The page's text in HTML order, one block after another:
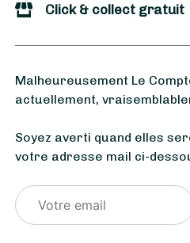
Click & collect gratuit
Malheureusement Le
actuellement,
Soyez averti quand elles
votre adresse mail ci-